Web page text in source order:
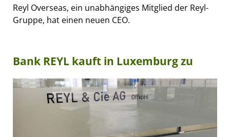
Reyl Overseas, ein unabhängiges Mitglied der Reyl-
Gruppe, hat einen neuen CEO.
Bank REYL kauft in Luxemburg zu